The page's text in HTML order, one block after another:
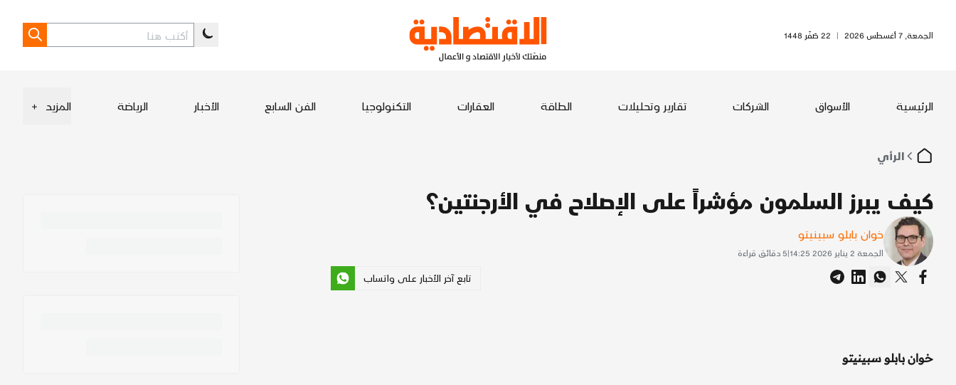
الجمعة, 7 أغسطس 2026 | 22 صَفَر 1448
الرئيسية الأسواق الشركات تقارير وتحليلات الطاقة العقارات التكنولوجيا الفن السابع الأخبار الرياضة المزيد +
الرأي
كيف يبرز السلمون مؤشراً على الإصلاح في الأرجنتين؟
خوان بابلو سبينيتو
الجمعة 2 يناير 2026 14:25 |
5 دقائق قراءة
تابع آخر الأخبار على واتساب
خوان بابلو سبينيتو